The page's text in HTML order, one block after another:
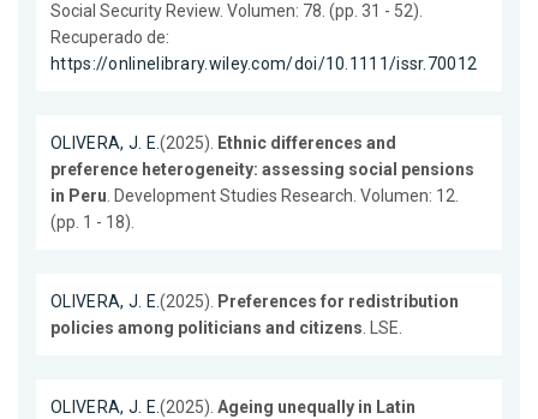
Social Security Review. Volumen: 78. (pp. 31 - 52).
Recuperado de:
https://onlinelibrary.wiley.com/doi/10.1111/issr.70012
OLIVERA, J. E.(2025). Ethnic differences and
preference heterogeneity: assessing social pensions
in Peru. Development Studies Research. Volumen: 12.
(pp. 1 - 18).
OLIVERA, J. E.(2025). Preferences for redistribution
policies among politicians and citizens. LSE.
OLIVERA, J. E.(2025).Ageing unequally in Latin